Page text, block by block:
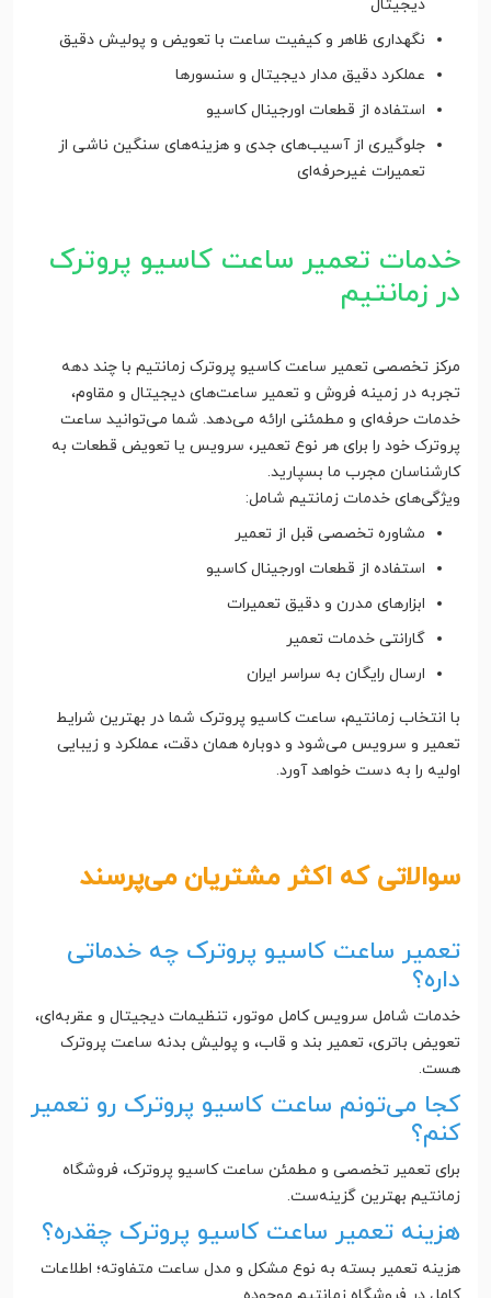
دیجیتال
نگهداری ظاهر و کیفیت ساعت با تعویض و پولیش دقیق
عملکرد دقیق مدار دیجیتال و سنسورها
استفاده از قطعات اورجینال کاسیو
جلوگیری از آسیب‌های جدی و هزینه‌های سنگین ناشی از
تعمیرات غیرحرفه‌ای
خدمات تعمیر ساعت کاسیو پروترک
در زمانتیم
مرکز تخصصی تعمیر ساعت کاسیو پروترک زمانتیم با چند دهه
تجربه در زمینه فروش و تعمیر ساعت‌های دیجیتال و مقاوم،
خدمات حرفه‌ای و مطمئنی ارائه می‌دهد. شما می‌توانید ساعت
پروترک خود را برای هر نوع تعمیر، سرویس یا تعویض قطعات به
کارشناسان مجرب ما بسپارید.
ویژگی‌های خدمات زمانتیم شامل:
مشاوره تخصصی قبل از تعمیر
استفاده از قطعات اورجینال کاسیو
ابزارهای مدرن و دقیق تعمیرات
گارانتی خدمات تعمیر
ارسال رایگان به سراسر ایران
با انتخاب زمانتیم، ساعت کاسیو پروترک شما در بهترین شرایط
تعمیر و سرویس می‌شود و دوباره همان دقت، عملکرد و زیبایی
اولیه را به دست خواهد آورد.
سوالاتی که اکثر مشتریان می‌پرسند
تعمیر ساعت کاسیو پروترک چه خدماتی
داره؟
خدمات شامل سرویس کامل موتور، تنظیمات دیجیتال و عقربه‌ای،
تعویض باتری، تعمیر بند و قاب، و پولیش بدنه ساعت پروترک
هست.
کجا می‌تونم ساعت کاسیو پروترک رو تعمیر
کنم؟
برای تعمیر تخصصی و مطمئن ساعت کاسیو پروترک، فروشگاه
زمانتیم بهترین گزینه‌ست.
هزینه تعمیر ساعت کاسیو پروترک چقدره؟
هزینه تعمیر بسته به نوع مشکل و مدل ساعت متفاوته؛ اطلاعات